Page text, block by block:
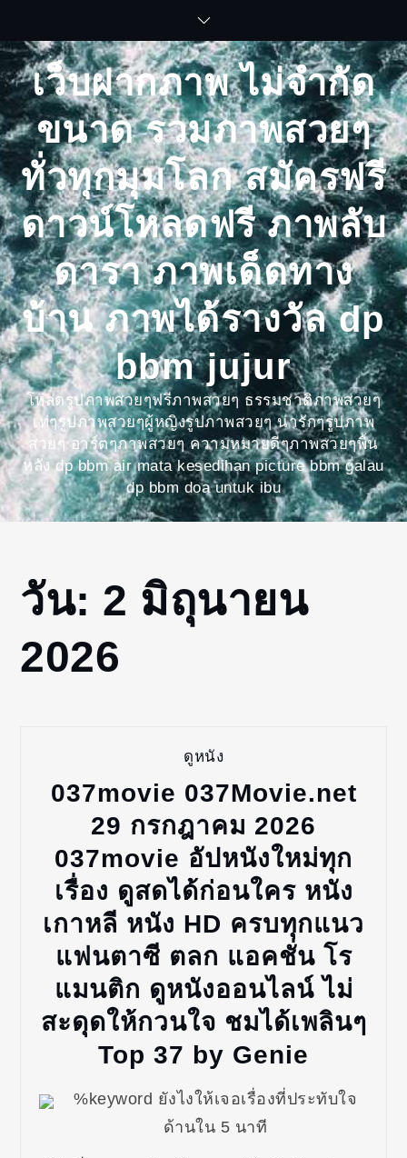
content
เว็บฝากภาพ ไม่จำกัด
ขนาด รวมภาพสวยๆ
ทั่วทุกมุมโลก สมัครฟรี
ดาวน์โหลดฟรี ภาพลับ
ดารา ภาพเด็ดทาง
บ้าน ภาพได้รางวัล dp
bbm jujur
โหลดรูปภาพสวยๆฟรีภาพสวยๆ ธรรมชาติภาพสวยๆ
เท่ๆรูปภาพสวยๆผู้หญิงรูปภาพสวยๆ น่ารักๆรูปภาพ
สวยๆ อาร์ตๆภาพสวยๆ ความหมายดีๆภาพสวยๆพื้น
หลัง dp bbm air mata kesedihan picture bbm galau
dp bbm doa untuk ibu
Home
2026
2
วัน: 2 มิถุนายน
2026
ดูหนัง
037movie 037Movie.net
29 กรกฎาคม 2026
037movie อัปหนังใหม่ทุก
เรื่อง ดูสดได้ก่อนใคร หนัง
เกาหลี หนัง HD ครบทุกแนว
แฟนตาซี ตลก แอคชั่น โร
แมนติก ดูหนังออนไลน์ ไม่
สะดุดให้กวนใจ ชมได้เพลินๆ
Top 37 by Genie
%keyword ยังไงให้เจอเรื่องที่ประทับใจ
ด้านใน 5 นาที